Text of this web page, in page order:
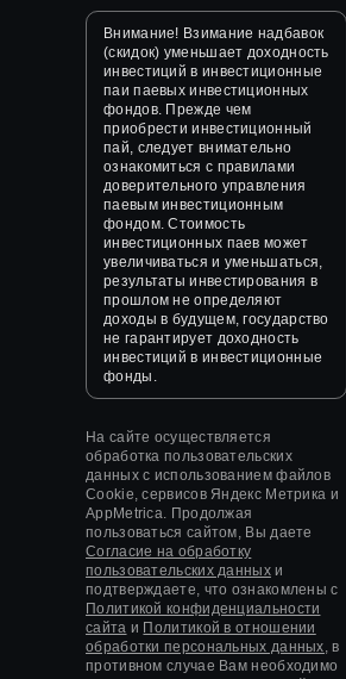
Внимание! Взимание надбавок
(скидок) уменьшает доходность
инвестиций в инвестиционные
паи паевых инвестиционных
фондов. Прежде чем
приобрести инвестиционный
пай, следует внимательно
ознакомиться с правилами
доверительного управления
паевым инвестиционным
фондом. Стоимость
инвестиционных паев может
увеличиваться и уменьшаться,
результаты инвестирования в
прошлом не определяют
доходы в будущем, государство
не гарантирует доходность
инвестиций в инвестиционные
фонды.
На сайте осуществляется
обработка пользовательских
данных с использованием файлов
Cookie, сервисов Яндекс Метрика и
AppMetrica. Продолжая
пользоваться сайтом, Вы даете
Согласие на обработку
пользовательских данныхи
подтверждаете, что ознакомлены с
Политикой конфиденциальности
сайта и Политикой в отношении
обработки персональных данных, в
противном случае Вам необходимо